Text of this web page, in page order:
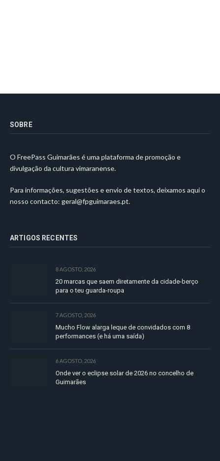
SOBRE
O FreePass Guimarães é uma plataforma de promoção e
divulgação da cultura vimaranense.
Para informações, sugestões e envio de textos, deixamos aqui o
nosso contacto: geral@fpguimaraes.pt.
ARTIGOS RECENTES
8 AGOSTO, 2026
20 marcas que saem diretamente da cidade-berço
para o teu guarda-roupa
7 AGOSTO, 2026
Mucho Flow alarga leque de convidados com 8
performances (e há uma saída)
6 AGOSTO, 2026
Onde ver o eclipse solar de 2026 no concelho de
Guimarães